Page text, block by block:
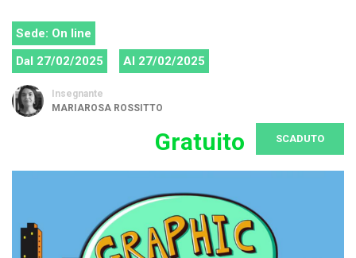
Sede: On line
Dal 27/02/2025
Al 27/02/2025
Insegnante
MARIAROSA ROSSITTO
Gratuito SCADUTO